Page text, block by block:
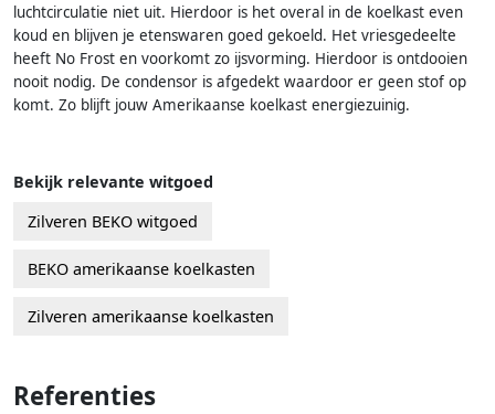
luchtcirculatie niet uit. Hierdoor is het overal in de koelkast even
koud en blijven je etenswaren goed gekoeld. Het vriesgedeelte
heeft No Frost en voorkomt zo ijsvorming. Hierdoor is ontdooien
nooit nodig. De condensor is afgedekt waardoor er geen stof op
komt. Zo blijft jouw Amerikaanse koelkast energiezuinig.
Bekijk relevante witgoed
Zilveren BEKO witgoed
BEKO amerikaanse koelkasten
Zilveren amerikaanse koelkasten
Referenties